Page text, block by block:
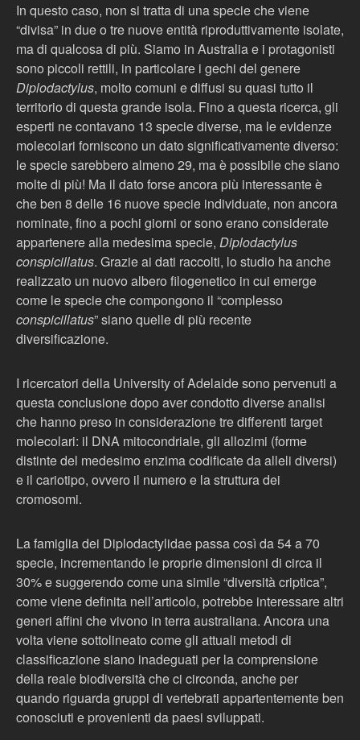
In questo caso, non si tratta di una specie che viene
“divisa” in due o tre nuove entità riproduttivamente isolate,
ma di qualcosa di più. Siamo in Australia e i protagonisti
sono piccoli rettili, in particolare i gechi del genere
Diplodactylus, molto comuni e diffusi su quasi tutto il
territorio di questa grande isola. Fino a questa ricerca, gli
esperti ne contavano 13 specie diverse, ma le evidenze
molecolari forniscono un dato significativamente diverso:
le specie sarebbero almeno 29, ma è possibile che siano
molte di più! Ma il dato forse ancora più interessante è
che ben 8 delle 16 nuove specie individuate, non ancora
nominate, fino a pochi giorni or sono erano considerate
appartenere alla medesima specie, Diplodactylus
conspicillatus. Grazie ai dati raccolti, lo studio ha anche
realizzato un nuovo albero filogenetico in cui emerge
come le specie che compongono il “complesso
conspicillatus” siano quelle di più recente
diversificazione.
I ricercatori della University of Adelaide sono pervenuti a
questa conclusione dopo aver condotto diverse analisi
che hanno preso in considerazione tre differenti target
molecolari: il DNA mitocondriale, gli allozimi (forme
distinte del medesimo enzima codificate da alleli diversi)
e il cariotipo, ovvero il numero e la struttura dei
cromosomi.
La famiglia dei Diplodactylidae passa così da 54 a 70
specie, incrementando le proprie dimensioni di circa il
30% e suggerendo come una simile “diversità criptica”,
come viene definita nell’articolo, potrebbe interessare altri
generi affini che vivono in terra australiana. Ancora una
volta viene sottolineato come gli attuali metodi di
classificazione siano inadeguati per la comprensione
della reale biodiversità che ci circonda, anche per
quando riguarda gruppi di vertebrati appartentemente ben
conosciuti e provenienti da paesi sviluppati.